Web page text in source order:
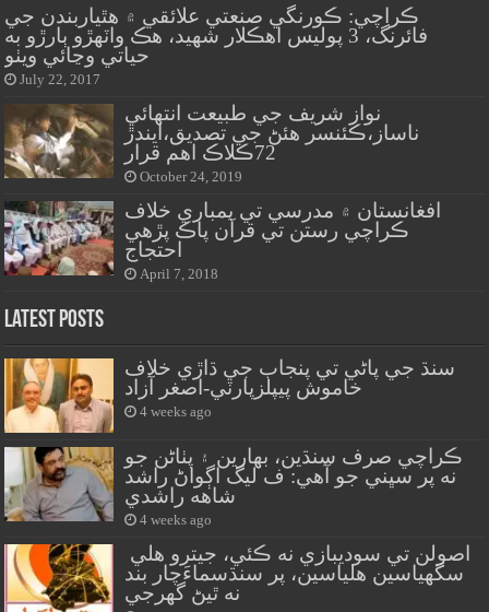
ڪراچي: ڪورنگي صنعتي علائقي ۾ هٿياربندن جي
فائرنگ، 3 پوليس اهڪلار شهيد، هڪ واٽهڙو ٻارڙو به
حياتي وڃائي ويٺو
July 22, 2017
نواز شريف جي طبيعت انتهائي
ناساز،ڪئنسر هئڻ جي تصديق،ايندڙ
72ڪلاڪ اهم قرار
October 24, 2019
افغانستان ۾ مدرسي تي بمباري خلاف
ڪراچي رستن تي قرآن پاڪ پڙهي
احتجاج
April 7, 2018
Latest Posts
سنڌ جي پاڻي تي پنجاب جي ڌاڙي خلاف
خاموش پيپلزپارٽي-اصغر آزاد
4 weeks ago
ڪراچي صرف سنڌين، بهارين ۽ پٺاڻن جو
نه پر سڀني جو آهي: ف ليگ اڳواڻ راشد
شاهه راشدي
4 weeks ago
سگهياسين هلياسين، پر سنڌسماءَچار بند
نه ٿيڻ گهرجي